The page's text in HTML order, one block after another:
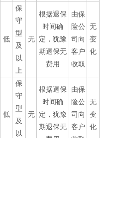
低
保
守
型
及
以
上
无
根据退保
时间确
定，犹豫
期退保无
费用
由保
险公
司向
客户
收取
无
变
化
低
保
守
型
及
以
无
根据退保
时间确
定，犹豫
期退保无
费用
由保
险公
司向
客户
收取
无
变
化